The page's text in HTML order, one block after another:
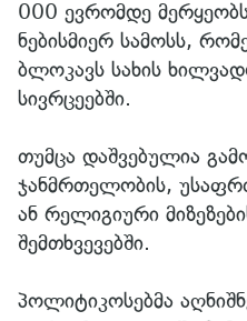
000 ევრომდე
ნებისმიერ სამოსს,
ბლოკავს სახის
სივრცეებში.
თუმცა დაშვებულია
ჯანმრთელობის,
ან რელიგიური
შემთხვევებში.
პოლიტიკოსებმა